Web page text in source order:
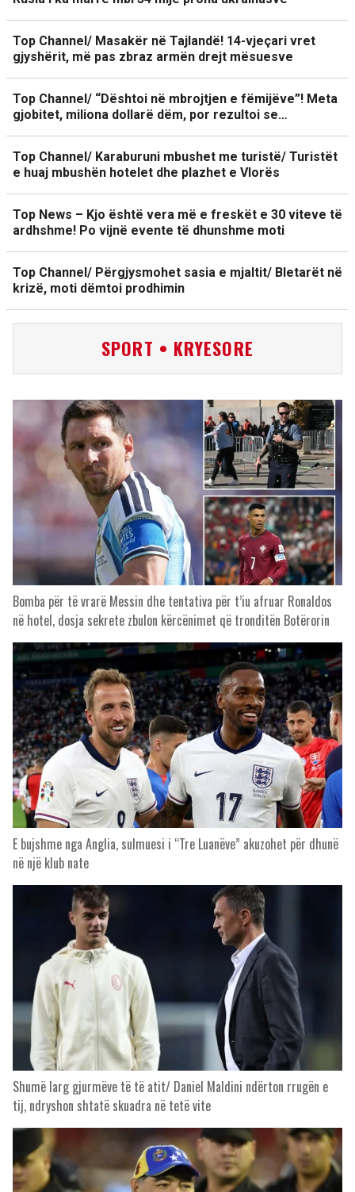
Top Channel/ Masakër në Tajlandë! 14-vjeçari vret
gjyshërit, më pas zbraz armën drejt mësuesve
Top Channel/ “Dështoi në mbrojtjen e fëmijëve”! Meta
gjobitet, miliona dollarë dëm, por rezultoi se…
Top Channel/ Karaburuni mbushet me turistë/ Turistët
e huaj mbushën hotelet dhe plazhet e Vlorës
Top News – Kjo është vera më e freskët e 30 viteve të
ardhshme! Po vijnë evente të dhunshme moti
Top Channel/ Përgjysmohet sasia e mjaltit/ Bletarët në
krizë, moti dëmtoi prodhimin
SPORT • KRYESORE
Bomba për të vrarë Messin dhe tentativa për t’iu afruar Ronaldos
në hotel, dosja sekrete zbulon kërcënimet që tronditën Botërorin
E bujshme nga Anglia, sulmuesi i “Tre Luanëve” akuzohet për dhunë
në një klub nate
Shumë larg gjurmëve të të atit/ Daniel Maldini ndërton rrugën e
tij, ndryshon shtatë skuadra në tetë vite